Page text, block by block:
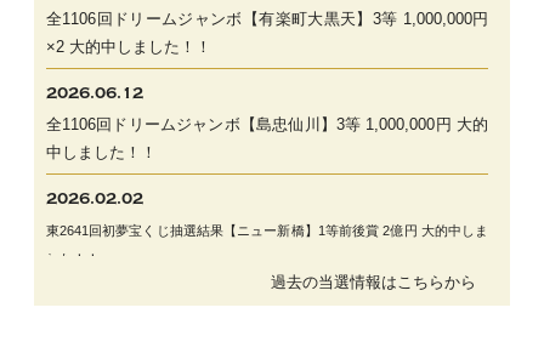
全1106回ドリームジャンボ【有楽町大黒天】3等 1,000,000円
×2 大的中しました！！
2026.06.12
全1106回ドリームジャンボ【島忠仙川】3等 1,000,000円 大的
中しました！！
2026.02.02
東2641回初夢宝くじ抽選結果【ニュー新橋】1等前後賞 2億円 大的中しま
した！！
2026.01.19
過去の当選情報はこちらから